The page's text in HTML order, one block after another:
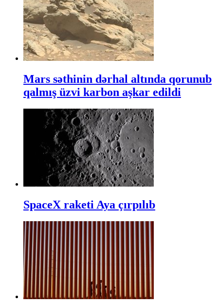
Mars səthinin dərhal altında qorunub
qalmış üzvi karbon aşkar edildi
SpaceX raketi Aya çırpılıb